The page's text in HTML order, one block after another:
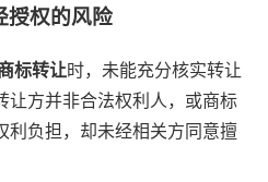
授权的风险
标转让时，未能充分核实转让
让方并非合法权利人，或商标
利负担，却未经相关方同意擅